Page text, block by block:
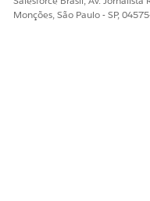
As organizações de
Monções, São Paulo - SP,